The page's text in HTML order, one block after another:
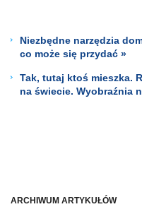
ARCHIWUM ARTYKUŁÓW
Niezbędne narzędzia
co może się przydać »
Tak, tutaj ktoś mieszka.
na świecie. Wyobraźnia